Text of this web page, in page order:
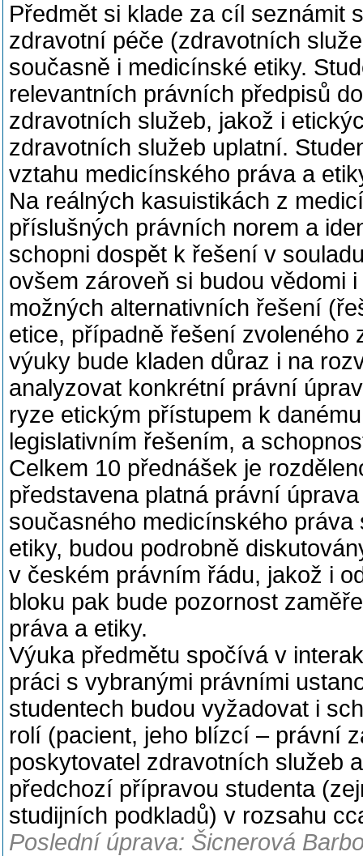
Předmět si klade za cíl seznámit
zdravotní péče (zdravotních
současně i medicínské etiky.
relevantních právních předpisů
zdravotních služeb, jakož i
zdravotních služeb uplatní.
vztahu medicínského práva a
Na reálných kasuistikách z
příslušných právních norem a
schopni dospět k řešení v
ovšem zároveň si budou vědomi
možných alternativních řešení
etice, případně řešení zvoleného
výuky bude kladen důraz i na
analyzovat konkrétní právní
ryze etickým přístupem k
legislativním řešením, a
Celkem 10 přednášek je
představena platná právní
současného medicínského
etiky, budou podrobně
v českém právním řádu, jakož i
bloku pak bude pozornost
práva a etiky.
Výuka předmětu spočívá v
práci s vybranými právními
studentech budou vyžadovat i
rolí (pacient, jeho blízcí – právní
poskytovatel zdravotních služeb
předchozí přípravou studenta
studijních podkladů) v rozsahu
Poslední úprava: Šicnerová